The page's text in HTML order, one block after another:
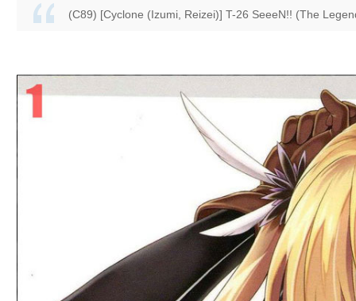
(C89) [Cyclone (Izumi, Reizei)] T-26 SeeeN!! (The